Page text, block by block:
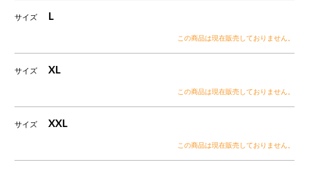
サイズ L
この商品は現在販売しておりません。
サイズ XL
この商品は現在販売しておりません。
サイズ XXL
この商品は現在販売しておりません。